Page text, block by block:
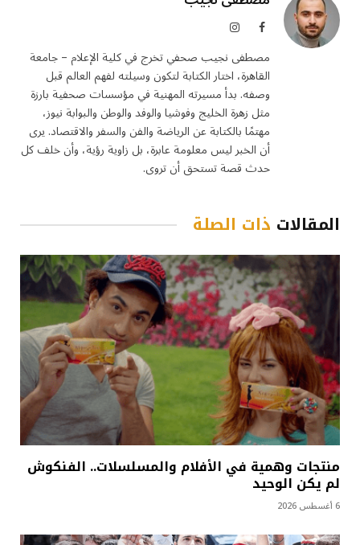
فيسبوكالانستغرام
مصطفى نجيب صحفي تخرج في كلية الإعلام – جامعة
القاهرة، اختار الكتابة لتكون وسيلته لفهم العالم قبل
وصفه. بدأ مسيرته المهنية في مؤسسات صحفية بارزة
مثل زهرة الخليج وفوشيا والوفد والوطن والبوابة نيوز،
مهتمًا بالكتابة عن الرياضة والفن والسفر والاقتصاد. يرى
أن الخبر ليس معلومة عابرة، بل زاوية رؤية، وأن خلف كل
حدث قصة تستحق أن تروى.
المقالات ذات الصلة
منتجات وهمية في الأفلام والمسلسلات.. الفنكوش
لم يكن الوحيد
6 أغسطس 2026